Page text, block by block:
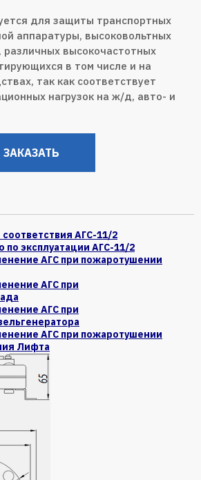
для защиты транспортных
аппаратуры, высоковольтных
различных высокочастотных
в том числе и на
так как соответствует
нагрузок на ж/д, авто- и
ЗАКАЗАТЬ
АГС-11/2
по эксплуатации АГС-11/2
АГС при пожаротушении
АГС при
АГС при
АГС при пожаротушении
Лифта